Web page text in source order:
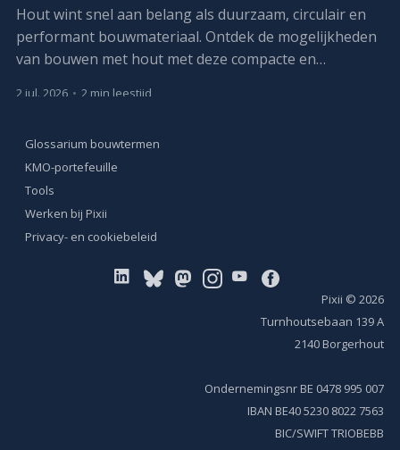
Hout wint snel aan belang als duurzaam, circulair en
performant bouwmateriaal. Ontdek de mogelijkheden
van bouwen met hout met deze compacte en
2 jul. 2026 • 2 min leestijd
Glossarium bouwtermen
KMO-portefeuille
Tools
Werken bij Pixii
Privacy- en cookiebeleid
Pixii © 2026
Turnhoutsebaan 139 A
2140 Borgerhout
Ondernemingsnr BE 0478 995 007
IBAN BE40 5230 8022 7563
BIC/SWIFT TRIOBEBB